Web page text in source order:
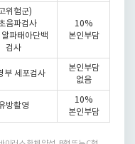
위험군)
음파검사
파태아단백
검사
10%
본인부담
부 세포검사
본인부담
없음
방촬영
10%
본인부담